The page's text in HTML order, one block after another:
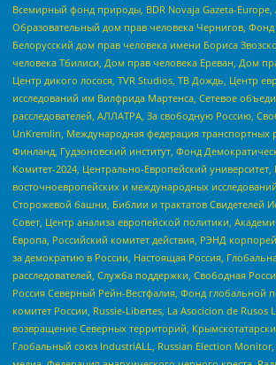
Всемирный фонд природы, BDR Novaja Gazeta-Europe,
Образовательный дом прав человека Чернигов,
Белорусский дом прав человека имени Бориса
человека Тбилиси, Дом прав человека Ереван, Дом
Центр дикого лосося, TVR Studios, ТВ Дождь, Центр
исследований им Вилфрида Мартенса, Сетевое
расследователей, АЛЛАТРА, За свободную Россию,
UnKremlin, Международная федерация транспортных
Финланд, Гудзоновский институт, Фонд
Комитет-2024, Центрально-Европейский университет,
восточноевропейских и международных
Сторожевой башни, Библии и трактатов Свидетелей
Совет, Центр анализа европейской политики,
Европа, Российский комитет действия, РЭНД
за демократию в России, Настоящая Россия,
расследователей, Служба поддержки, Свободная
Россия Северный Рейн-Вестфалия, Фонд глобальной
комитет России, Russie-Libertes, La Asocicion de Rusos
возвращение Северных территорий,
Глобальный союз IndustriALL, Russian Election